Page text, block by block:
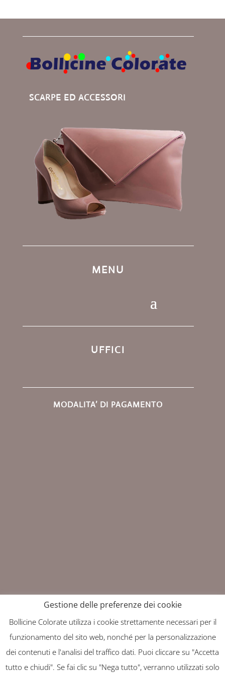
SCARPE ED ACCESSORI
MENU
UFFICI
MODALITA’ DI PAGAMENTO
Copyright: Bollicine Colorate 2025
Progettato e realizzato da
Gestione delle preferenze dei cookie
Bollicine Colorate utilizza i cookie strettamente necessari per il
funzionamento del sito web, nonché per la personalizzazione
dei contenuti e l'analisi del traffico dati. Puoi cliccare su "Accetta
tutto e chiudi". Se fai clic su "Nega tutto", verranno utilizzati solo